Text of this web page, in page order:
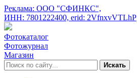
Реклама: ООО "СФИНКС",
ИНН: 7801222400, erid: 2VfnxvVTLhP
Фотокаталог
Фотожурнал
Магазин
Искать